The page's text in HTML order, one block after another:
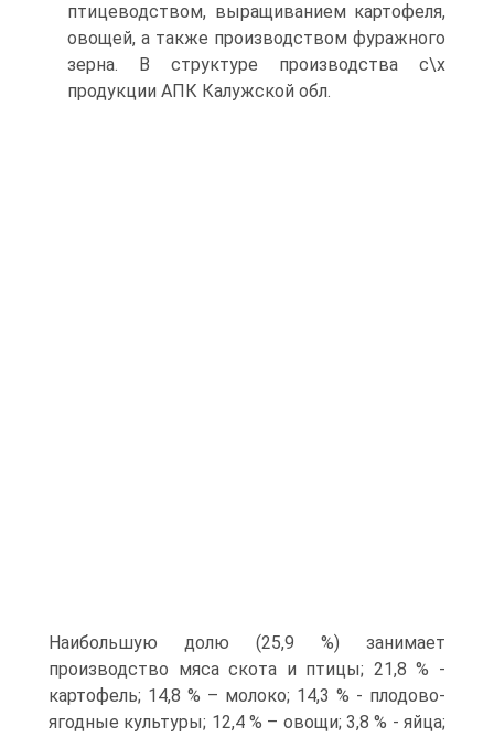
птицеводством, выращиванием картофеля,
овощей, а также производством фуражного
зерна. В структуре производства с\х
продукции АПК Калужской обл.
Наибольшую долю (25,9 %) занимает
производство мяса скота и птицы; 21,8 % -
картофель; 14,8 % – молоко; 14,3 % - плодово-
ягодные культуры; 12,4 % – овощи; 3,8 % - яйца;